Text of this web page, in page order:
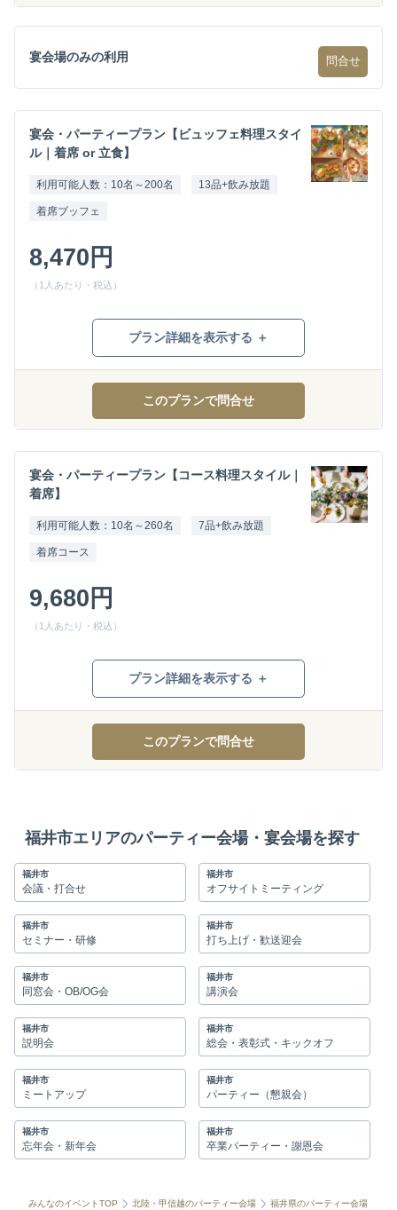
宴会場のみの利用 問合せ
宴会・パーティープラン【ビュッフェ料理スタイ
ル｜着席 or 立食】
利用可能人数：10名～200名 13品+飲み放題
着席ブッフェ
8,470円
（1人あたり・税込）
プラン詳細を表示する ＋
このプランで問合せ
宴会・パーティープラン【コース料理スタイル｜
着席】
利用可能人数：10名～260名 7品+飲み放題
着席コース
9,680円
（1人あたり・税込）
プラン詳細を表示する ＋
このプランで問合せ
福井市エリアのパーティー会場・宴会場を探す
福井市
会議・打合せ
福井市
オフサイトミーティング
福井市
セミナー・研修
福井市
打ち上げ・歓送迎会
福井市
同窓会・OB/OG会
福井市
講演会
福井市
説明会
福井市
総会・表彰式・キックオフ
福井市
ミートアップ
福井市
パーティー（懇親会）
福井市
忘年会・新年会
福井市
卒業パーティー・謝恩会
みんなのイベントTOP 北陸・甲信越のパーティー会場
福井県のパーティー会場